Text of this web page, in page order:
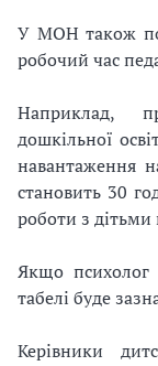
У МОН також
робочий час
Наприклад,
дошкільної
навантаження
становить 30
роботи з дітьми
Якщо психолог
табелі буде
Керівники